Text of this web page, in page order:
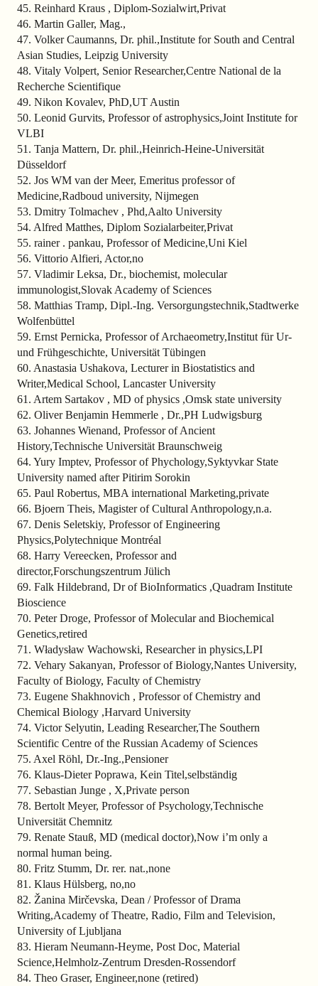
45. Reinhard Kraus , Diplom-Sozialwirt,Privat
46. Martin Galler, Mag.,
47. Volker Caumanns, Dr. phil.,Institute for South and Central
Asian Studies, Leipzig University
48. Vitaly Volpert, Senior Researcher,Centre National de la
Recherche Scientifique
49. Nikon Kovalev, PhD,UT Austin
50. Leonid Gurvits, Professor of astrophysics,Joint Institute for
VLBI
51. Tanja Mattern, Dr. phil.,Heinrich-Heine-Universität
Düsseldorf
52. Jos WM van der Meer, Emeritus professor of
Medicine,Radboud university, Nijmegen
53. Dmitry Tolmachev , Phd,Aalto University
54. Alfred Matthes, Diplom Sozialarbeiter,Privat
55. rainer . pankau, Professor of Medicine,Uni Kiel
56. Vittorio Alfieri, Actor,no
57. Vladimir Leksa, Dr., biochemist, molecular
immunologist,Slovak Academy of Sciences
58. Matthias Tramp, Dipl.-Ing. Versorgungstechnik,Stadtwerke
Wolfenbüttel
59. Ernst Pernicka, Professor of Archaeometry,Institut für Ur-
und Frühgeschichte, Universität Tübingen
60. Anastasia Ushakova, Lecturer in Biostatistics and
Writer,Medical School, Lancaster University
61. Artem Sartakov , MD of physics ,Omsk state university
62. Oliver Benjamin Hemmerle , Dr.,PH Ludwigsburg
63. Johannes Wienand, Professor of Ancient
History,Technische Universität Braunschweig
64. Yury Imptev, Professor of Phychology,Syktyvkar State
University named after Pitirim Sorokin
65. Paul Robertus, MBA international Marketing,private
66. Bjoern Theis, Magister of Cultural Anthropology,n.a.
67. Denis Seletskiy, Professor of Engineering
Physics,Polytechnique Montréal
68. Harry Vereecken, Professor and
director,Forschungszentrum Jülich
69. Falk Hildebrand, Dr of BioInformatics ,Quadram Institute
Bioscience
70. Peter Droge, Professor of Molecular and Biochemical
Genetics,retired
71. Władysław Wachowski, Researcher in physics,LPI
72. Vehary Sakanyan, Professor of Biology,Nantes University,
Faculty of Biology, Faculty of Chemistry
73. Eugene Shakhnovich , Professor of Chemistry and
Chemical Biology ,Harvard University
74. Victor Selyutin, Leading Researcher,The Southern
Scientific Centre of the Russian Academy of Sciences
75. Axel Röhl, Dr.-Ing.,Pensioner
76. Klaus-Dieter Poprawa, Kein Titel,selbständig
77. Sebastian Junge , X,Private person
78. Bertolt Meyer, Professor of Psychology,Technische
Universität Chemnitz
79. Renate Stauß, MD (medical doctor),Now i’m only a
normal human being.
80. Fritz Stumm, Dr. rer. nat.,none
81. Klaus Hülsberg, no,no
82. Žanina Mirčevska, Dean / Professor of Drama
Writing,Academy of Theatre, Radio, Film and Television,
University of Ljubljana
83. Hieram Neumann-Heyme, Post Doc, Material
Science,Helmholz-Zentrum Dresden-Rossendorf
84. Theo Graser, Engineer,none (retired)